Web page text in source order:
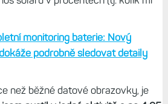
monitoring baterie: Nový
podrobně sledovat detaily
než běžné datové obrazovky, je